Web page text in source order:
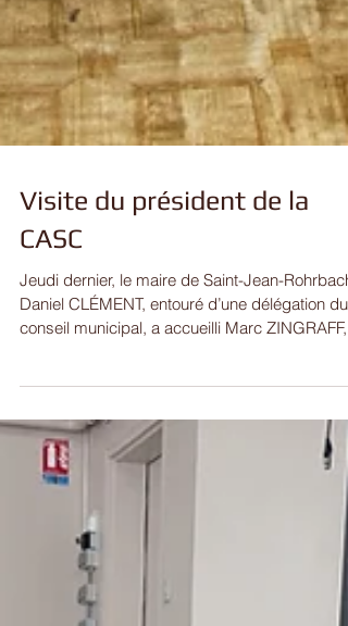
Visite du président de la
CASC
Jeudi dernier, le maire de Saint-Jean-Rohrbach,
Daniel CLÉMENT, entouré d’une délégation du
conseil municipal, a accueilli Marc ZINGRAFF,
président de la Communauté d’Agglomération
Sarreguemines Confluences (CASC). Pour
visite, le président était accompagné de Durkut
CAN, vice-président de la CASC chargé de